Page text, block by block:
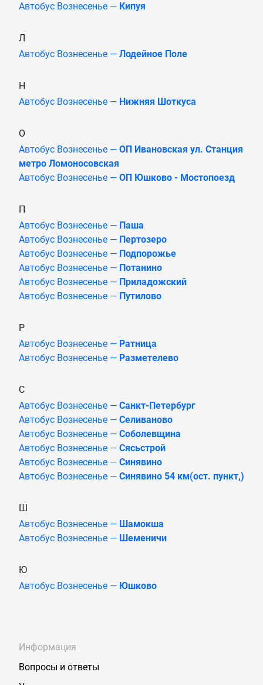
Автобус Вознесенье — Кипуя
Л
Автобус Вознесенье — Лодейное Поле
Н
Автобус Вознесенье — Нижняя Шоткуса
О
Автобус Вознесенье — ОП Ивановская ул. Станция
метро Ломоносовская
Автобус Вознесенье — ОП Юшково - Мостопоезд
П
Автобус Вознесенье — Паша
Автобус Вознесенье — Пертозеро
Автобус Вознесенье — Подпорожье
Автобус Вознесенье — Потанино
Автобус Вознесенье — Приладожский
Автобус Вознесенье — Путилово
Р
Автобус Вознесенье — Ратница
Автобус Вознесенье — Разметелево
С
Автобус Вознесенье — Санкт-Петербург
Автобус Вознесенье — Селиваново
Автобус Вознесенье — Соболевщина
Автобус Вознесенье — Сясьстрой
Автобус Вознесенье — Синявино
Автобус Вознесенье — Синявино 54 км(ост. пункт,)
Ш
Автобус Вознесенье — Шамокша
Автобус Вознесенье — Шеменичи
Ю
Автобус Вознесенье — Юшково
Информация
Вопросы и ответы